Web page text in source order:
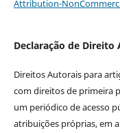
Attribution-
Declaração de Direito
Direitos Autorais para
com direitos de primeira
um periódico de acesso
atribuições próprias, em